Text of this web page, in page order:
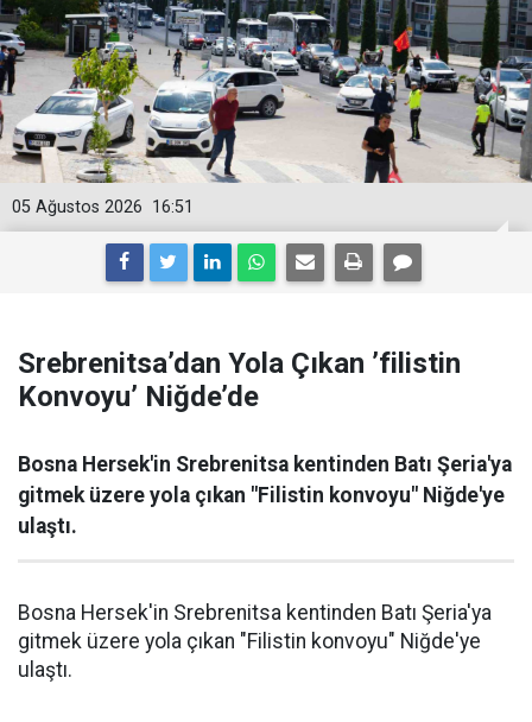
16:51
05 Ağustos 2026
Srebrenitsa’dan Yola Çıkan ’filistin
Konvoyu’ Niğde’de
Bosna Hersek'in Srebrenitsa kentinden Batı Şeria'ya
gitmek üzere yola çıkan "Filistin konvoyu" Niğde'ye
ulaştı.
Bosna Hersek'in Srebrenitsa kentinden Batı Şeria'ya
gitmek üzere yola çıkan "Filistin konvoyu" Niğde'ye
ulaştı.